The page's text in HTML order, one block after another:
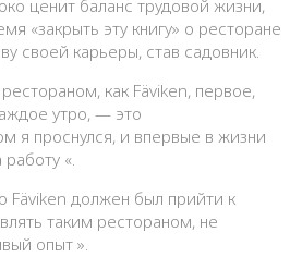
ценит баланс трудовой жизни,
«закрыть эту книгу» о ресторане
своей карьеры, став садовник.
как Fäviken, первое,
утро, — это
я проснулся, и впервые в жизни
«.
Fäviken должен был прийти к
таким рестораном, не
опыт ».